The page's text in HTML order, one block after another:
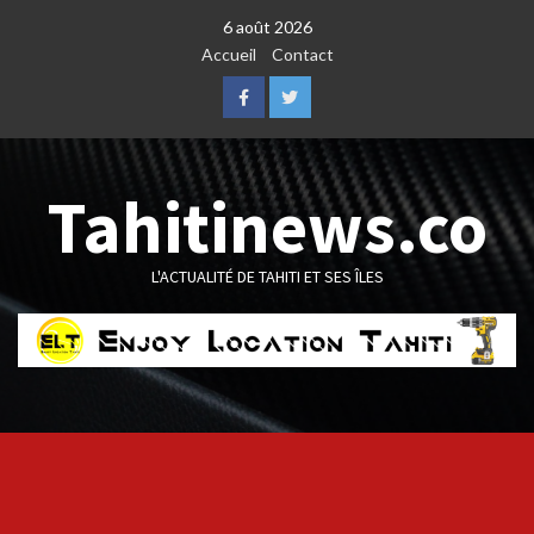
6 août 2026
Accueil
Contact
FacebookTwitter
Tahitinews.co
L'ACTUALITÉ DE TAHITI ET SES ÎLES